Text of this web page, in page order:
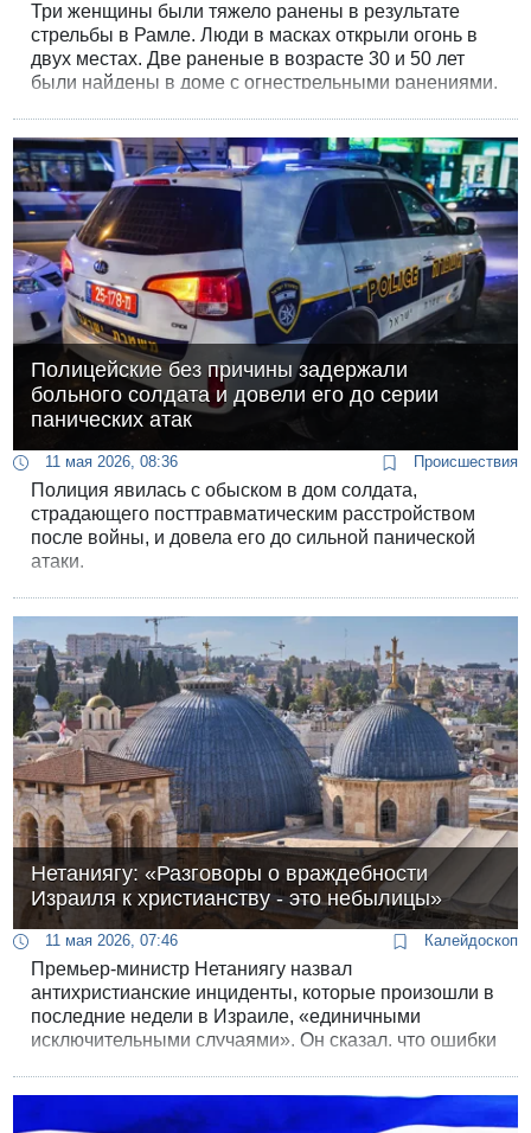
Три женщины были тяжело ранены в результате
стрельбы в Рамле. Люди в масках открыли огонь в
двух местах. Две раненые в возрасте 30 и 50 лет
были найдены в доме с огнестрельными ранениями,
Полицейские без причины задержали
больного солдата и довели его до серии
панических атак
11 мая 2026, 08:36 Происшествия
Полиция явилась с обыском в дом солдата,
страдающего посттравматическим расстройством
после войны, и довела его до сильной панической
атаки.
Нетаниягу: «Разговоры о враждебности
Израиля к христианству - это небылицы»
11 мая 2026, 07:46 Калейдоскоп
Премьер-министр Нетаниягу назвал
антихристианские инциденты, которые произошли в
последние недели в Израиле, «единичными
исключительными случаями». Он сказал, что ошибки